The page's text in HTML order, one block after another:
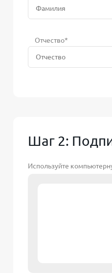
Отчество*
Шаг 2:
Используйте